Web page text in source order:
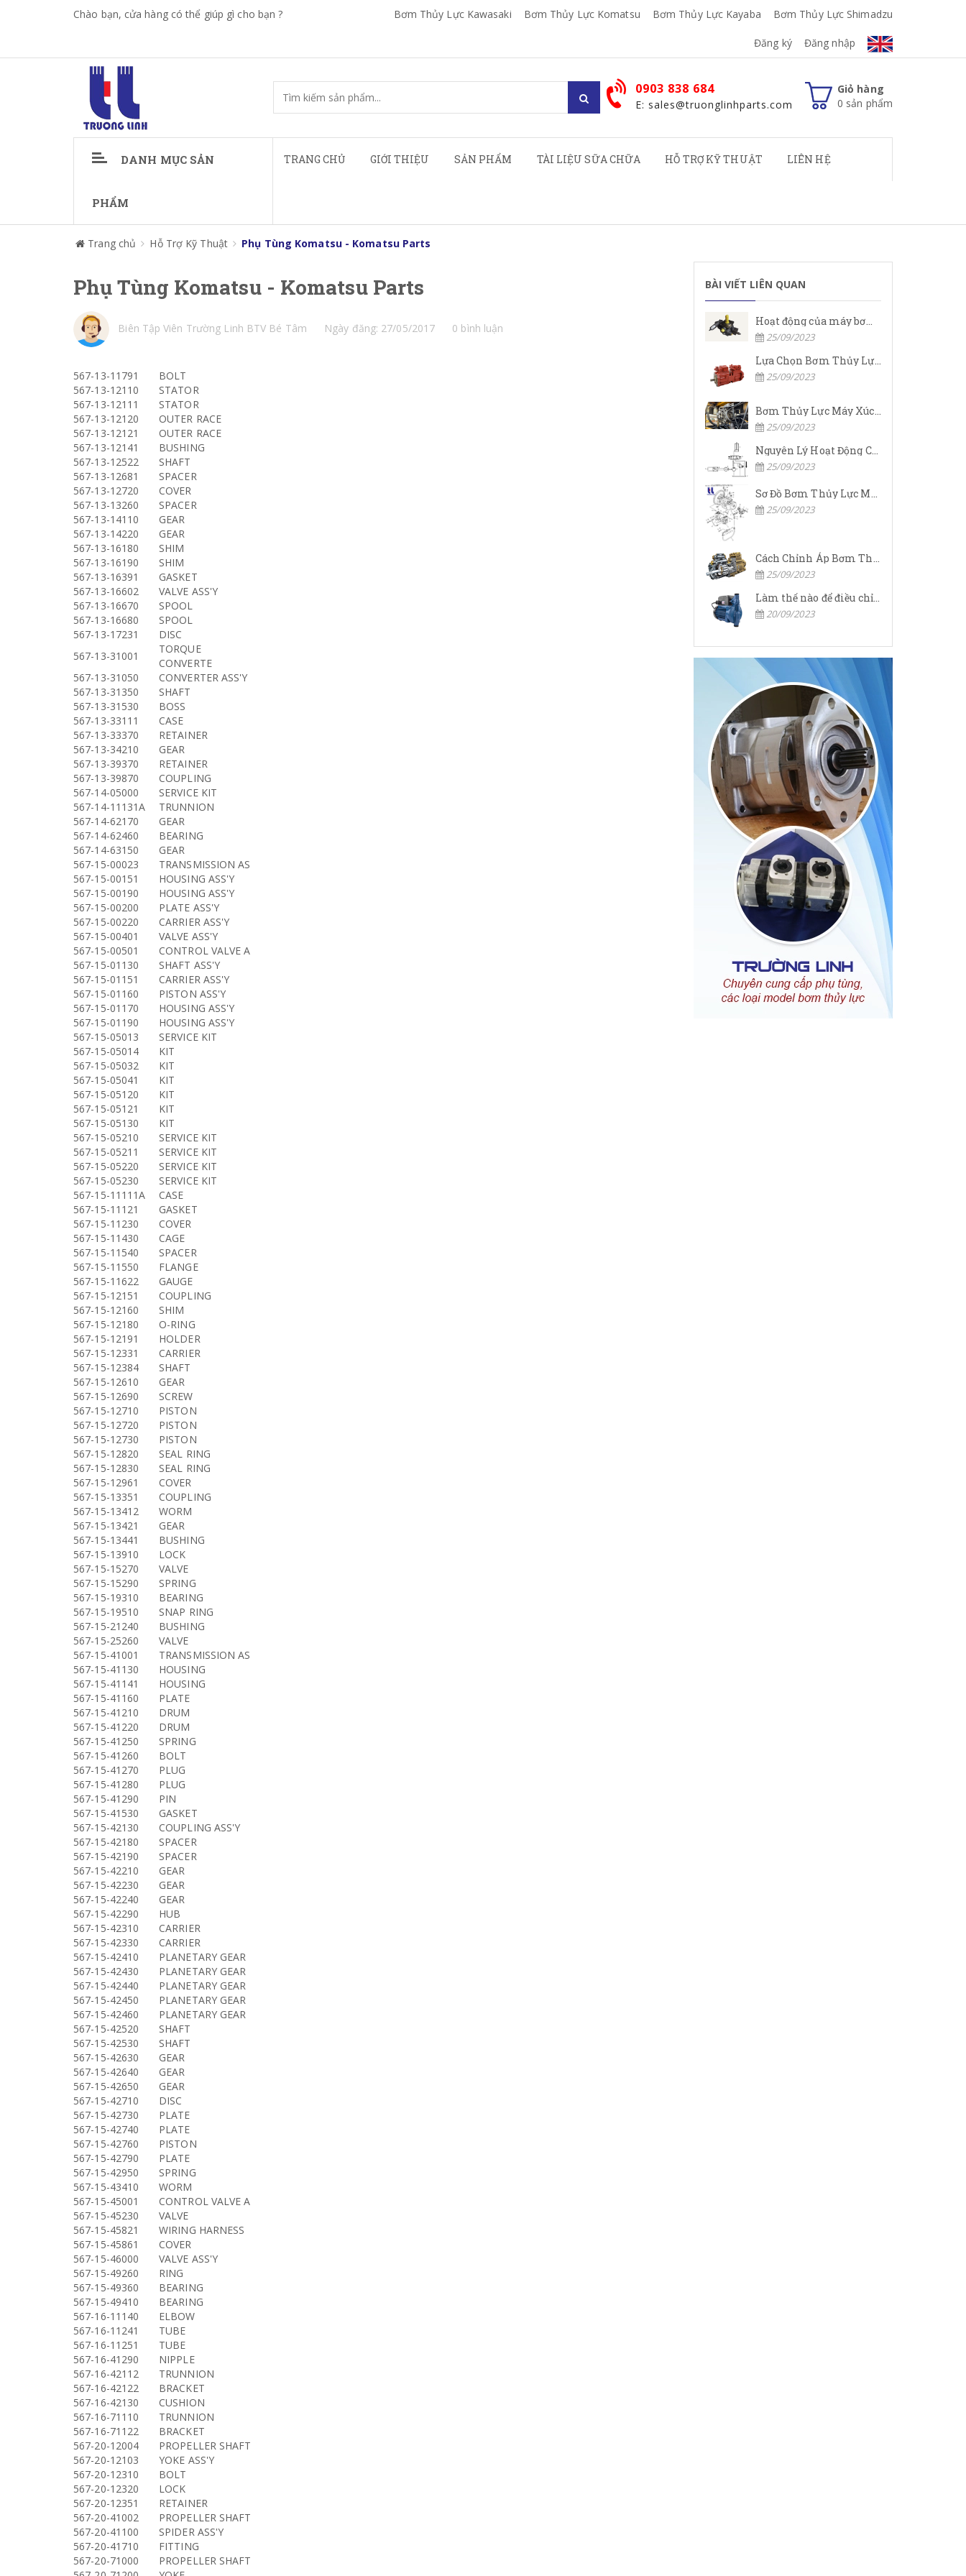
Chào bạn, cửa hàng có thể giúp gì cho bạn ? Bơm Thủy Lực Kawasaki Bơm Thủy Lực Komatsu Bơm Thủy Lực Kayaba Bơm Thủy Lực Shimadzu
Đăng ký Đăng nhập
Giỏ hàng
0 sản phẩm
0903 838 684
E: sales@truonglinhparts.com
DANH MỤC SẢN
PHẨM
TRANG CHỦ GIỚI THIỆU SẢN PHẨM TÀI LIỆU SỮA CHỮA HỖ TRỢ KỸ THUẬT LIÊN HỆ
Trang chủ Hỗ Trợ Kỹ Thuật Phụ Tùng Komatsu - Komatsu Parts
Phụ Tùng Komatsu - Komatsu Parts
Biên Tập Viên Trường Linh BTV Bé Tâm Ngày đăng: 27/05/2017 0 bình luận
567-13-11791
BOLT
567-13-12110
STATOR
567-13-12111
STATOR
567-13-12120
OUTER RACE
567-13-12121
OUTER RACE
567-13-12141
BUSHING
567-13-12522
SHAFT
567-13-12681
SPACER
567-13-12720
COVER
567-13-13260
SPACER
567-13-14110
GEAR
567-13-14220
GEAR
567-13-16180
SHIM
567-13-16190
SHIM
567-13-16391
GASKET
567-13-16602
VALVE ASS'Y
567-13-16670
SPOOL
567-13-16680
SPOOL
567-13-17231
DISC
567-13-31001
TORQUE
CONVERTE
567-13-31050
CONVERTER ASS'Y
567-13-31350
SHAFT
567-13-31530
BOSS
567-13-33111
CASE
567-13-33370
RETAINER
567-13-34210
GEAR
567-13-39370
RETAINER
567-13-39870
COUPLING
567-14-05000
SERVICE KIT
567-14-11131A
TRUNNION
567-14-62170
GEAR
567-14-62460
BEARING
567-14-63150
GEAR
567-15-00023
TRANSMISSION AS
567-15-00151
HOUSING ASS'Y
567-15-00190
HOUSING ASS'Y
567-15-00200
PLATE ASS'Y
567-15-00220
CARRIER ASS'Y
567-15-00401
VALVE ASS'Y
567-15-00501
CONTROL VALVE A
567-15-01130
SHAFT ASS'Y
567-15-01151
CARRIER ASS'Y
567-15-01160
PISTON ASS'Y
567-15-01170
HOUSING ASS'Y
567-15-01190
HOUSING ASS'Y
567-15-05013
SERVICE KIT
567-15-05014
KIT
567-15-05032
KIT
567-15-05041
KIT
567-15-05120
KIT
567-15-05121
KIT
567-15-05130
KIT
567-15-05210
SERVICE KIT
567-15-05211
SERVICE KIT
567-15-05220
SERVICE KIT
567-15-05230
SERVICE KIT
567-15-11111A
CASE
567-15-11121
GASKET
567-15-11230
COVER
567-15-11430
CAGE
567-15-11540
SPACER
567-15-11550
FLANGE
567-15-11622
GAUGE
567-15-12151
COUPLING
567-15-12160
SHIM
567-15-12180
O-RING
567-15-12191
HOLDER
567-15-12331
CARRIER
567-15-12384
SHAFT
567-15-12610
GEAR
567-15-12690
SCREW
567-15-12710
PISTON
567-15-12720
PISTON
567-15-12730
PISTON
567-15-12820
SEAL RING
567-15-12830
SEAL RING
567-15-12961
COVER
567-15-13351
COUPLING
567-15-13412
WORM
567-15-13421
GEAR
567-15-13441
BUSHING
567-15-13910
LOCK
567-15-15270
VALVE
567-15-15290
SPRING
567-15-19310
BEARING
567-15-19510
SNAP RING
567-15-21240
BUSHING
567-15-25260
VALVE
567-15-41001
TRANSMISSION AS
567-15-41130
HOUSING
567-15-41141
HOUSING
567-15-41160
PLATE
567-15-41210
DRUM
567-15-41220
DRUM
567-15-41250
SPRING
567-15-41260
BOLT
567-15-41270
PLUG
567-15-41280
PLUG
567-15-41290
PIN
567-15-41530
GASKET
567-15-42130
COUPLING ASS'Y
567-15-42180
SPACER
567-15-42190
SPACER
567-15-42210
GEAR
567-15-42230
GEAR
567-15-42240
GEAR
567-15-42290
HUB
567-15-42310
CARRIER
567-15-42330
CARRIER
567-15-42410
PLANETARY GEAR
567-15-42430
PLANETARY GEAR
567-15-42440
PLANETARY GEAR
567-15-42450
PLANETARY GEAR
567-15-42460
PLANETARY GEAR
567-15-42520
SHAFT
567-15-42530
SHAFT
567-15-42630
GEAR
567-15-42640
GEAR
567-15-42650
GEAR
567-15-42710
DISC
567-15-42730
PLATE
567-15-42740
PLATE
567-15-42760
PISTON
567-15-42790
PLATE
567-15-42950
SPRING
567-15-43410
WORM
567-15-45001
CONTROL VALVE A
567-15-45230
VALVE
567-15-45821
WIRING HARNESS
567-15-45861
COVER
567-15-46000
VALVE ASS'Y
567-15-49260
RING
567-15-49360
BEARING
567-15-49410
BEARING
567-16-11140
ELBOW
567-16-11241
TUBE
567-16-11251
TUBE
567-16-41290
NIPPLE
567-16-42112
TRUNNION
567-16-42122
BRACKET
567-16-42130
CUSHION
567-16-71110
TRUNNION
567-16-71122
BRACKET
567-20-12004
PROPELLER SHAFT
567-20-12103
YOKE ASS'Y
567-20-12310
BOLT
567-20-12320
LOCK
567-20-12351
RETAINER
567-20-41002
PROPELLER SHAFT
567-20-41100
SPIDER ASS'Y
567-20-41710
FITTING
567-20-71000
PROPELLER SHAFT
BÀI VIẾT LIÊN QUAN
Hoạt động của máy bơm cánh gạt Rexroth
25/09/2023
Lựa Chọn Bơm Thủy Lực Komatsu Đúng
25/09/2023
Bơm Thủy Lực Máy Xúc Komatsu Bị Hỏng: Nguyên Nhân Và Cách Khắc Phục
25/09/2023
Nguyên Lý Hoạt Động Của Bơm Thủy Lực Komatsu
25/09/2023
25/09/2023
25/09/2023
Làm thế nào để điều chỉnh áp suất đầu ra của bơm thủy lực?
20/09/2023